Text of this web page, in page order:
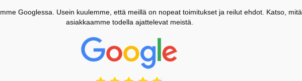
Googlessa. Usein kuulemme, että meillä on nopeat toimitukset ja reilut ehdot. Katso, mitä
asiakkaamme todella ajattelevat meistä.
Prisjakt Arvostelu: 4.7 Tähdet